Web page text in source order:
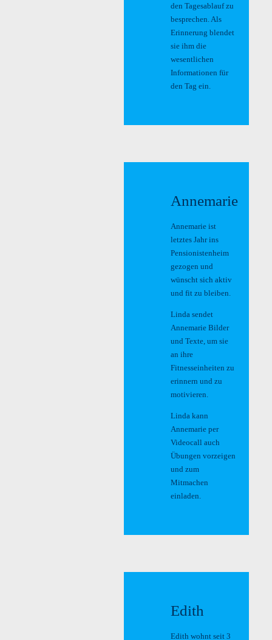
den Tagesablauf zu
besprechen. Als
Erinnerung blendet
sie ihm die
wesentlichen
Informationen für
den Tag ein.
Annemarie
Annemarie ist
letztes Jahr ins
Pensionistenheim
gezogen und
wünscht sich aktiv
und fit zu bleiben.
Linda sendet
Annemarie Bilder
und Texte, um sie
an ihre
Fitnesseinheiten zu
erinnern und zu
motivieren.
Linda kann
Annemarie per
Videocall auch
Übungen vorzeigen
und zum
Mitmachen
einladen.
Edith
Edith wohnt seit 3